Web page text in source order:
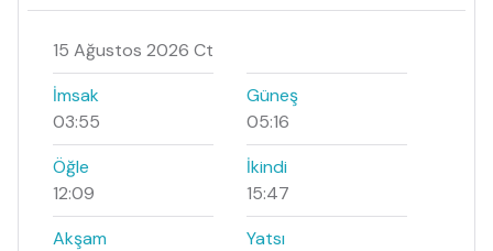
15 Ağustos 2026 Ct
İmsak
03:55
Güneş
05:16
Öğle
12:09
İkindi
15:47
Akşam
Yatsı